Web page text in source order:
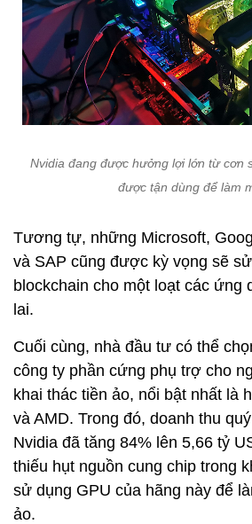
Nvidia đang được hưởng lợi lớn từ cơn
được tận dùng để làm
Tương tự, những Microsoft,
và SAP cũng được kỳ vọng sẽ
blockchain cho một loạt các ứng
lai.
Cuối cùng, nhà đầu tư có thể
công ty phần cứng phụ trợ cho
khai thác tiền ảo, nổi bật nhất là
và AMD. Trong đó, doanh thu
Nvidia đã tăng 84% lên 5,66 tỷ
thiếu hụt nguồn cung chip trong
sử dụng GPU của hãng này để
ảo.